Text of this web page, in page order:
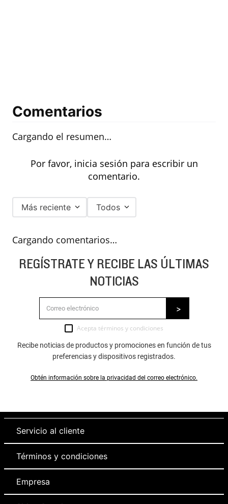
Comentarios
Cargando el resumen…
Por favor, inicia sesión para escribir un
comentario.
Más reciente Todos
Cargando comentarios…
REGÍSTRATE Y RECIBE LAS ÚLTIMAS
NOTICIAS
Acepta términos y condiciones
Recibe noticias de productos y promociones en función de tus
preferencias y dispositivos registrados.
Obtén información sobre la privacidad del correo electrónico.
Servicio al cliente
Términos y condiciones
Empresa